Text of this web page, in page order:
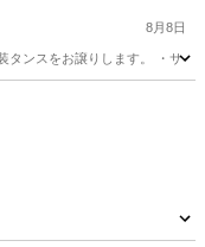
8月8日
タンスをお譲りします。 ・